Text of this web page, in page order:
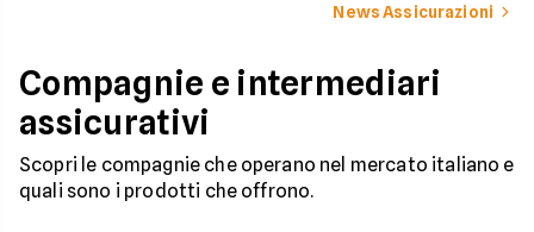
News Assicurazioni
Compagnie e intermediari
assicurativi
Scopri le compagnie che operano nel mercato italiano e
quali sono i prodotti che offrono.